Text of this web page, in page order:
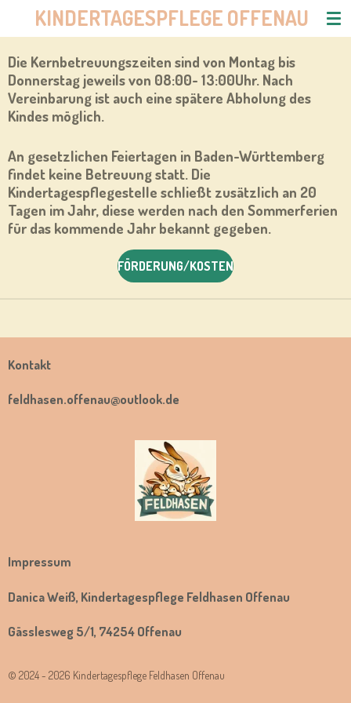
Hauptinhalt
springen
KINDERTAGESPFLEGE OFFENAU
Die Kernbetreuungszeiten sind von Montag bis
Donnerstag jeweils von 08:00- 13:00Uhr. Nach
Vereinbarung ist auch eine spätere Abholung des
Kindes möglich.
An gesetzlichen Feiertagen in Baden-Württemberg
findet keine Betreuung statt. Die
Kindertagespflegestelle schließt zusätzlich an 20
Tagen im Jahr, diese werden nach den Sommerferien
für das kommende Jahr bekannt gegeben.
FÖRDERUNG/KOSTEN
Kontakt
feldhasen.offenau@outlook.de
Impressum
Danica Weiß, Kindertagespflege Feldhasen Offenau
Gässlesweg 5/1, 74254 Offenau
© 2024 - 2026 Kindertagespflege Feldhasen Offenau